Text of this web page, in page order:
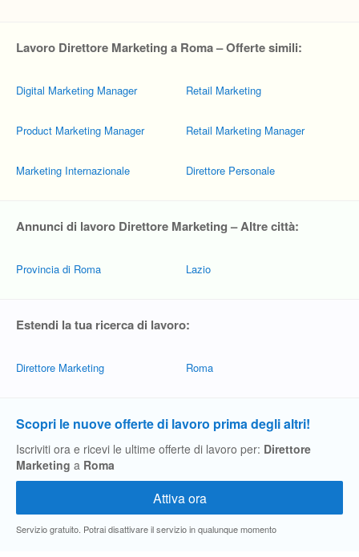
Lavoro Direttore Marketing a Roma – Offerte simili:
Digital Marketing Manager
Product Marketing Manager
Marketing Internazionale
Retail Marketing
Retail Marketing Manager
Direttore Personale
Annunci di lavoro Direttore Marketing – Altre città:
Provincia di Roma Lazio
Estendi la tua ricerca di lavoro:
Direttore Marketing Roma
Scopri le nuove offerte di lavoro prima degli altri!
Iscriviti ora e ricevi le ultime offerte di lavoro per: Direttore
Marketing a Roma
Servizio gratuito. Potrai disattivare il servizio in qualunque momento